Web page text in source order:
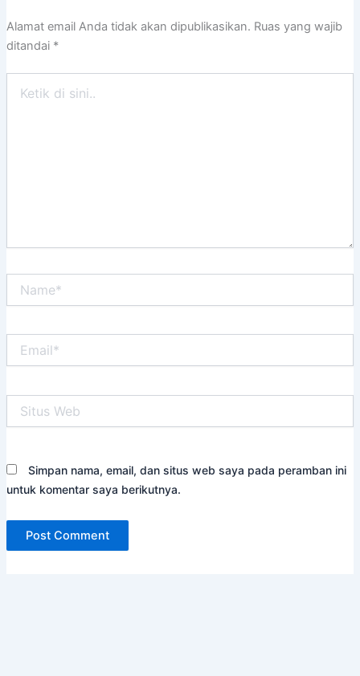
Alamat email Anda tidak akan dipublikasikan. Ruas yang wajib
ditandai *
Web
Simpan nama, email, dan situs web saya pada peramban ini
untuk komentar saya berikutnya.